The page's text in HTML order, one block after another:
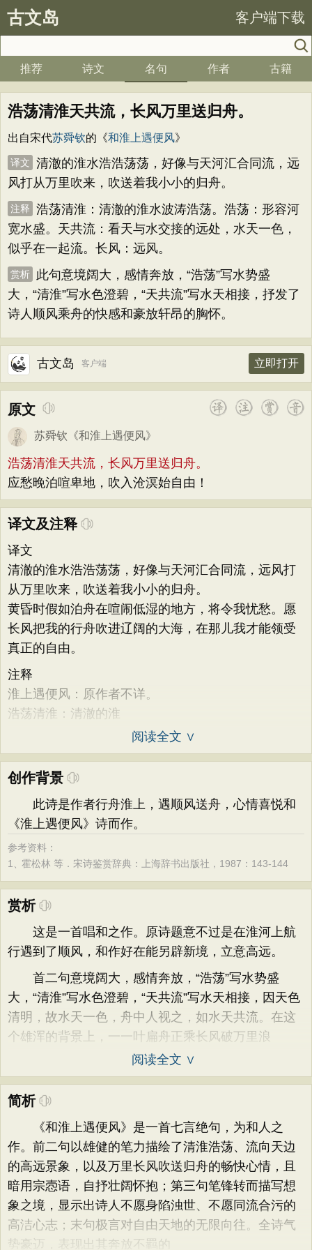
古文岛 客户端下载
推荐 诗文 名句 作者 古籍
浩荡清淮天共流，长风万里送归舟。
出自宋代苏舜钦的《和淮上遇便风》
译文
清澈的淮水浩浩荡荡，好像与天河汇合同流，远
风打从万里吹来，吹送着我小小的归舟。
注释
浩荡清淮：清澈的淮水波涛浩荡。浩荡：形容河
宽水盛。天共流：看天与水交接的远处，水天一色，
似乎在一起流。长风：远风。
赏析
此句意境阔大，感情奔放，“浩荡”写水势盛
大，“清淮”写水色澄碧，“天共流”写水天相接，抒发了
诗人顺风乘舟的快感和豪放轩昂的胸怀。
古文岛 客户端 立即打开
原文
苏舜钦 《和淮上遇便风》
浩荡清淮天共流，长风万里送归舟。
应愁晚泊喧卑地，吹入沧溟始自由！
译文及注释
译文
清澈的淮水浩浩荡荡，好像与天河汇合同流，远风打
从万里吹来，吹送着我小小的归舟。
黄昏时假如泊舟在喧闹低湿的地方，将令我忧愁。愿
长风把我的行舟吹进辽阔的大海，在那儿我才能领受
真正的自由。
注释
淮上遇便风：原作者不详。
浩荡清淮：清澈的淮
阅读全文 ∨
创作背景
此诗是作者行舟淮上，遇顺风送舟，心情喜悦和
《淮上遇便风》诗而作。
参考资料：
1、霍松林 等．宋诗鉴赏辞典：上海辞书出版社，1987：143-144
赏析
这是一首唱和之作。原诗题意不过是在淮河上航
行遇到了顺风，和作好在能另辟新境，立意高远。
首二句意境阔大，感情奔放，“浩荡”写水势盛
大，“清淮”写水色澄碧，“天共流”写水天相接，因天色
清明，故水天一色，舟中人视之，如水天共流。在这
个雄浑的背景上，一一叶扁舟正乘长风破万里浪
阅读全文 ∨
简析
《和淮上遇便风》是一首七言绝句，为和人之
作。前二句以雄健的笔力描绘了清淮浩荡、流向天边
的高远景象，以及万里长风吹送归舟的畅快心情，且
暗用宗悫语，自抒壮阔怀抱；第三句笔锋转而描写想
象之境，显示出诗人不愿身陷浊世、不愿同流合污的
高洁心志；末句极言对自由天地的无限向往。全诗气
势豪迈，表现出其奔放不羁的